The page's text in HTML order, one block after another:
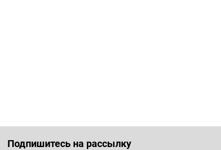
Подпишитесь на рассылку